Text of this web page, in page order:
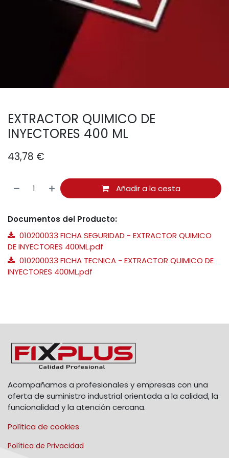
EXTRACTOR QUIMICO DE
INYECTORES 400 ML
43,78 €
Añadir a la cesta
Documentos del Producto:
010200033 FICHA SEGURIDAD - EXTRACTOR QUIMICO
DE INYECTORES 400ML.pdf
010200033 FICHA TECNICA - EXTRACTOR QUIMICO DE
INYECTORES 400ML.pdf
Acompañamos a profesionales y empresas con una
oferta de suministro industrial orientada a la calidad, la
funcionalidad y la atención cercana.
Política de cookies
Política de Privacidad